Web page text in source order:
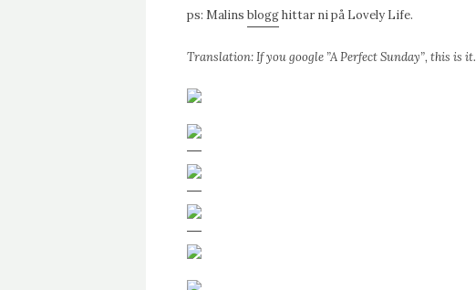
ps: Malins blogghittar ni på Lovely Life.
Translation: If you google ”A Perfect Sunday”, this is it.